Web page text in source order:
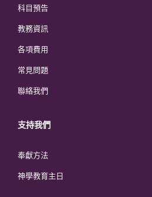
科目預告
教務資訊
各項費用
常見問題
聯絡我們
支持我們
奉獻方法
神學教育主日